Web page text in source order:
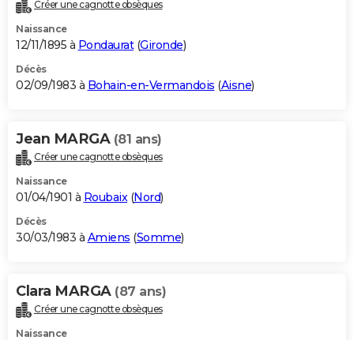
Créer une cagnotte obsèques
Naissance
12/11/1895 à Pondaurat(Gironde)
Décès
02/09/1983 à Bohain-en-Vermandois (Aisne)
Jean MARGA (81 ans)
Créer une cagnotte obsèques
Naissance
01/04/1901 à Roubaix(Nord)
Décès
30/03/1983 à Amiens (Somme)
Clara MARGA (87 ans)
Créer une cagnotte obsèques
Naissance